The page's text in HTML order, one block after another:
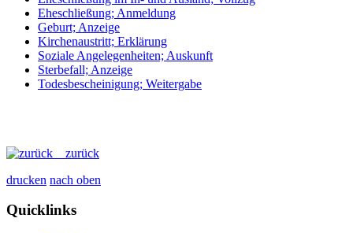
Eheschließung; Anmeldung
Geburt; Anzeige
Kirchenaustritt; Erklärung
Soziale Angelegenheiten; Auskunft
Sterbefall; Anzeige
Todesbescheinigung; Weitergabe
zurück
drucken nach oben
Quicklinks